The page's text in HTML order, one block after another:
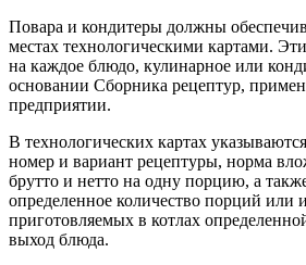
Повара и кондитеры должны
местах технологическими картами.
на каждое блюдо, кулинарное или
основании Сборника рецептур,
предприятии.
В технологических картах
номер и вариант рецептуры, норма
брутто и нетто на одну порцию, а
определенное количество порций или
приготовляемых в котлах
выход блюда.